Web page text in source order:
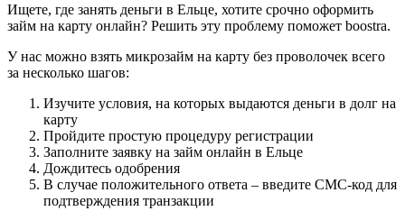
Ищете, где занять деньги в Ельце, хотите срочно оформить
займ на карту онлайн? Решить эту проблему поможет boostra.
У нас можно взять микрозайм на карту без проволочек всего
за несколько шагов:
Изучите условия, на которых выдаются деньги в долг на
карту
Пройдите простую процедуру регистрации
Заполните заявку на займ онлайн в Ельце
Дождитесь одобрения
В случае положительного ответа – введите СМС-код для
подтверждения транзакции